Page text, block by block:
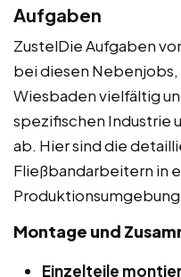
Aufgaben
ZustelDie Aufgaben
bei diesen
Wiesbaden vielfältig
spezifischen Industrie
ab. Hier sind die
Fließbandarbeitern in
Montage und
Einzelteile